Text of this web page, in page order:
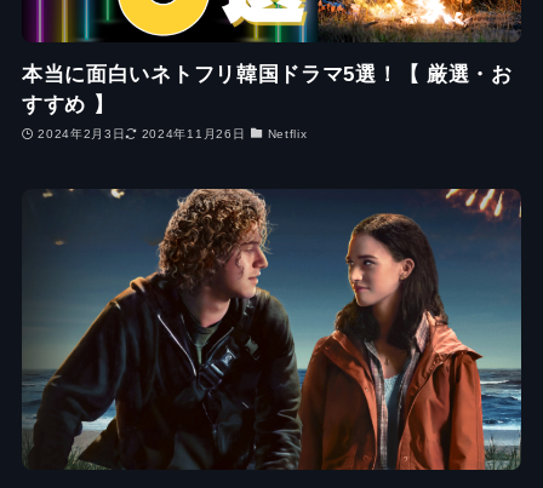
本当に面白いネトフリ韓国ドラマ5選！【 厳選・お
すすめ 】
2024年2月3日 2024年11月26日 Netflix